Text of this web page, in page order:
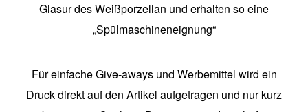
Glasur des Weißporzellan und erhalten so eine
„Spülmaschineneignung“
Für einfache Give-aways und Werbemittel wird ein
Druck direkt auf den Artikel aufgetragen und nur kurz